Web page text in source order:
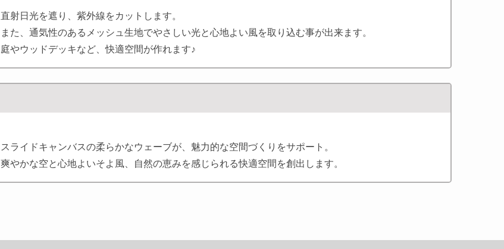
直射日光を遮り、紫外線をカットします。
また、通気性のあるメッシュ生地でやさしい光と心地よい風を取り込む事が出来ます。
庭やウッドデッキなど、快適空間が作れます♪
スライドキャンバスの柔らかなウェーブが、魅力的な空間づくりをサポート。
爽やかな空と心地よいそよ風、自然の恵みを感じられる快適空間を創出します。